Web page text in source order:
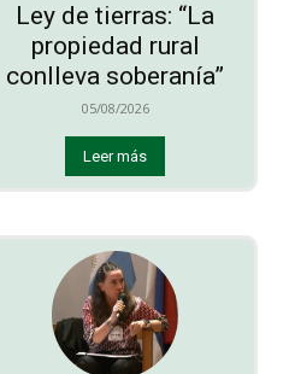
Ley de tierras: “La
propiedad rural
conlleva soberanía”
05/08/2026
Leer más